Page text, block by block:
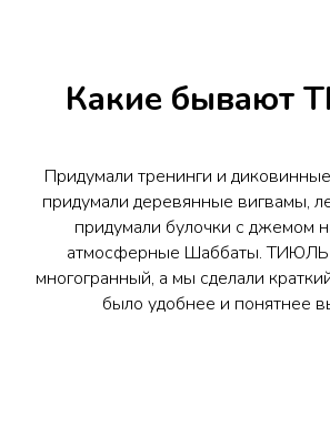
Какие бывают
Придумали тренинги и
придумали деревянные вигвамы,
придумали булочки с джемом
атмосферные Шаббаты. ТИЮЛЬ
многогранный, а мы сделали
было удобнее и понятнее